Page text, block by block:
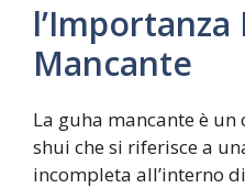
l’Importanza
Mancante
La guha mancante è un
shui che si riferisce a
incompleta all’interno